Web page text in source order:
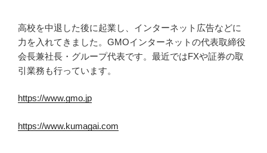
高校を中退した後に起業し、インターネット広告などに
力を入れてきました。GMOインターネットの代表取締役
会長兼社長・グループ代表です。最近ではFXや証券の取
引業務も行っています。
https://www.gmo.jp
https://www.kumagai.com